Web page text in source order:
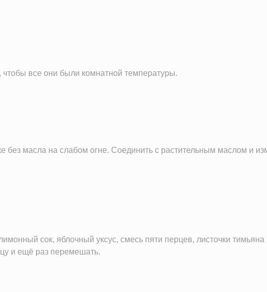
0.7 мг
все они были комнатной температуры.
без масла на слабом огне. Соединить с растительным маслом и
сок, яблочный уксус, смесь пяти перцев, листочки
и ещё раз перемешать.